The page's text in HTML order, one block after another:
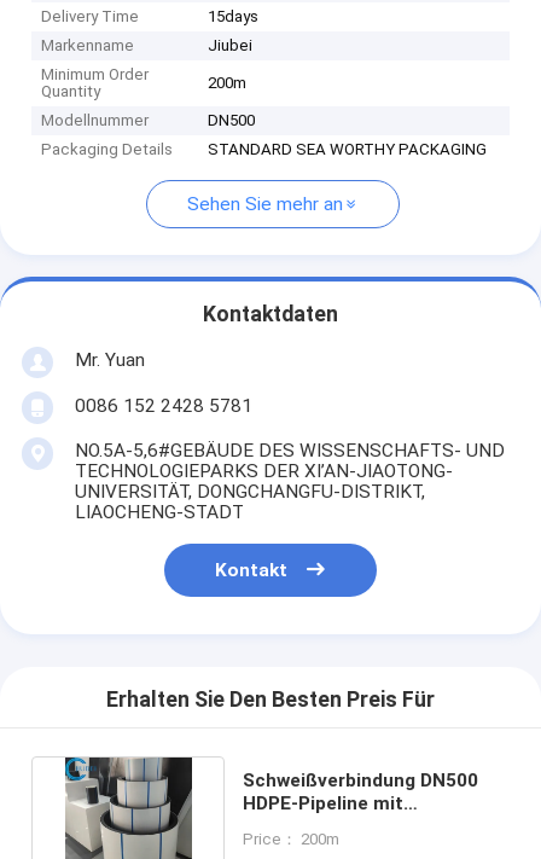
Delivery Time
15days
Markenname
Jiubei
Minimum Order
Quantity
200m
Modellnummer
DN500
Packaging Details
STANDARD SEA WORTHY PACKAGING
Sehen Sie mehr an
Kontaktdaten
Mr. Yuan
0086 152 2428 5781
NO.5A-5,6#GEBÄUDE DES WISSENSCHAFTS- UND
TECHNOLOGIEPARKS DER XI’AN-JIAOTONG-
UNIVERSITÄT, DONGCHANGFU-DISTRIKT,
LIAOCHENG-STADT
Kontakt
Erhalten Sie Den Besten Preis Für
Schweißverbindung DN500
HDPE-Pipeline mit
Price： 200m